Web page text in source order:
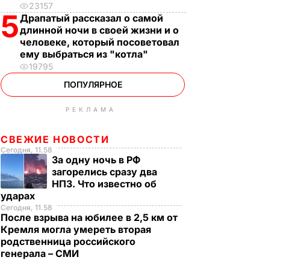
23157
5Драпатый рассказал о самой
длинной ночи в своей жизни и о
человеке, который посоветовал
ему выбраться из "котла"
19795
ПОПУЛЯРНОЕ
РЕКЛАМА
СВЕЖИЕ НОВОСТИ
Сегодня, 11.58
За одну ночь в РФ
загорелись сразу два
НПЗ. Что известно об
ударах
Сегодня, 11.58
После взрыва на юбилее в 2,5 км от
Кремля могла умереть вторая
родственница российского
генерала – СМИ